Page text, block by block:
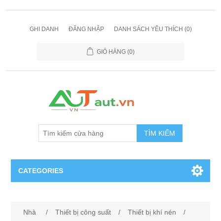
GHI DANH ĐĂNG NHẬP DANH SÁCH YÊU THÍCH (0)
GIỎ HÀNG (0)
TÌM KIẾM
CATEGORIES
Nhà / Thiết bị công suất / Thiết bị khí nén
/